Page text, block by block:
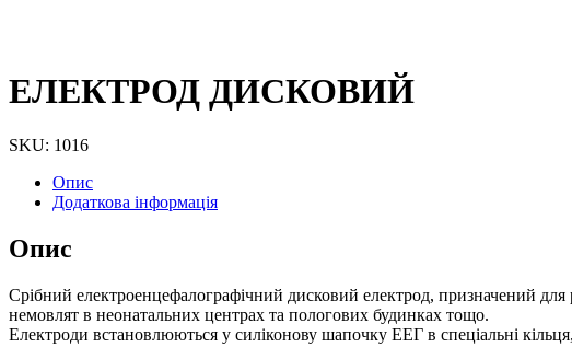
ЕЛЕКТРОД ДИСКОВИЙ
SKU: 1016
Опис
Додаткова інформація
Опис
Срібний електроенцефалографічний дисковий електрод, призначений
немовлят в неонатальних центрах та пологових будинках тощо.
Електроди встановлюються у силіконову шапочку ЕЕГ в спеціальні